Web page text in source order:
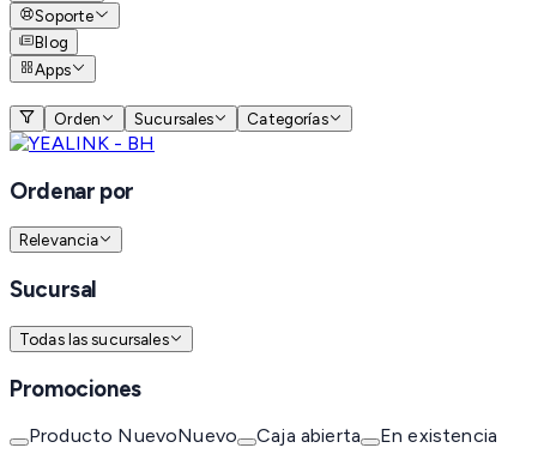
Soporte
Blog
Apps
Orden Sucursales Categorías
Ordenar por
Relevancia
Sucursal
Todas las sucursales
Promociones
Producto NuevoNuevo Caja abierta En existencia